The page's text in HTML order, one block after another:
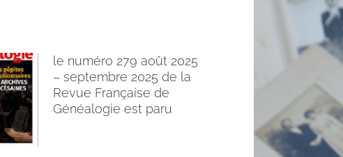
le numéro 279 août 2025
– septembre 2025 de la
Revue Française de
Généalogie est paru